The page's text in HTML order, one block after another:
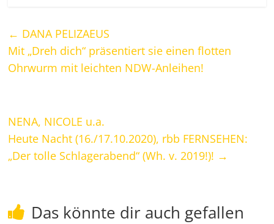
← DANA PELIZAEUS
Mit „Dreh dich“ präsentiert sie einen flotten
Ohrwurm mit leichten NDW-Anleihen!
NENA, NICOLE u.a.
Heute Nacht (16./17.10.2020), rbb FERNSEHEN:
„Der tolle Schlagerabend“ (Wh. v. 2019!)! →
Das könnte dir auch gefallen